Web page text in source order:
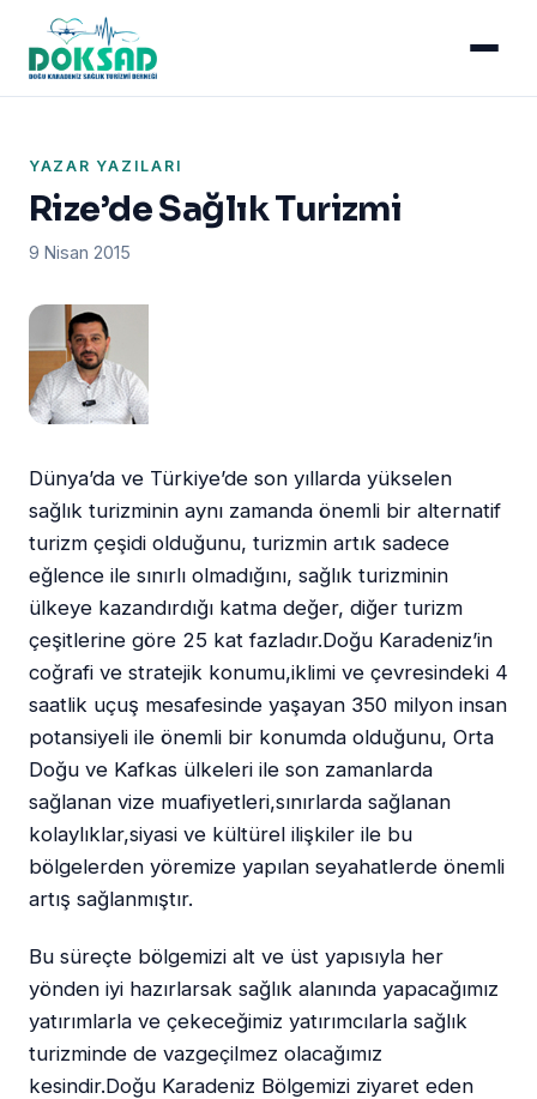
YAZAR YAZILARI
Rize’de Sağlık Turizmi
9 Nisan 2015
Dünya’da ve Türkiye’de son yıllarda yükselen
sağlık turizminin aynı zamanda önemli bir alternatif
turizm çeşidi olduğunu, turizmin artık sadece
eğlence ile sınırlı olmadığını, sağlık turizminin
ülkeye kazandırdığı katma değer, diğer turizm
çeşitlerine göre 25 kat fazladır.Doğu Karadeniz’in
coğrafi ve stratejik konumu,iklimi ve çevresindeki 4
saatlik uçuş mesafesinde yaşayan 350 milyon insan
potansiyeli ile önemli bir konumda olduğunu, Orta
Doğu ve Kafkas ülkeleri ile son zamanlarda
sağlanan vize muafiyetleri,sınırlarda sağlanan
kolaylıklar,siyasi ve kültürel ilişkiler ile bu
bölgelerden yöremize yapılan seyahatlerde önemli
artış sağlanmıştır.
Bu süreçte bölgemizi alt ve üst yapısıyla her
yönden iyi hazırlarsak sağlık alanında yapacağımız
yatırımlarla ve çekeceğimiz yatırımcılarla sağlık
turizminde de vazgeçilmez olacağımız
kesindir.Doğu Karadeniz Bölgemizi ziyaret eden